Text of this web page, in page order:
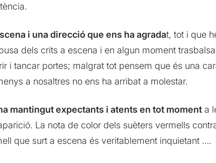
i una direcció que ens ha agradat, tot i que
dels crits a escena i en algun moment
i tancar portes; malgrat tot pensem que és una
a nosaltres no ens ha arribat a molestar.
mantingut expectants i atents en tot momenta
La nota de color dels suèters vermells
que surt a escena és veritablement inquietant ….